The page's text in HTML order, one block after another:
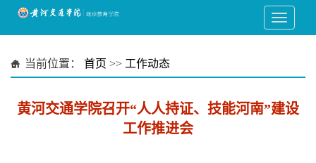
当前位置： 首页 >> 工作动态
黄河交通学院召开“人人持证、技能河南”建设
工作推进会